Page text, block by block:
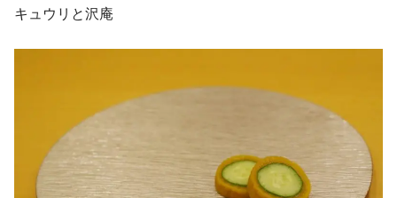
キュウリと沢庵